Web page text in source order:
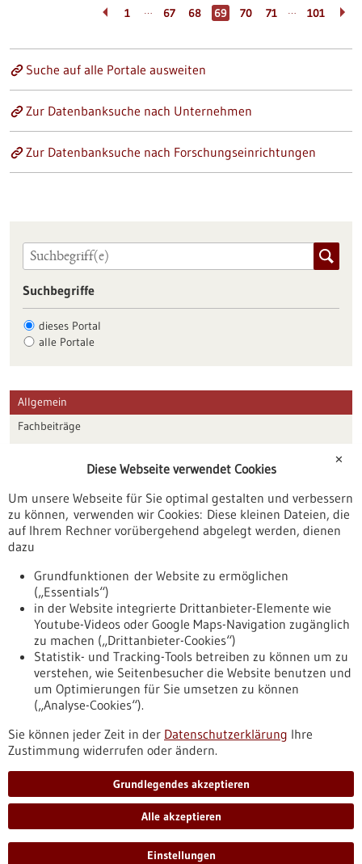
1 … 67 68 69 70 71 … 101
Suche auf alle Portale ausweiten
Zur Datenbanksuche nach Unternehmen
Zur Datenbanksuche nach Forschungseinrichtungen
Suchbegriffe
dieses Portal
alle Portale
Allgemein
Fachbeiträge
Veranstaltungen
Erscheinungsdatum
Nach oben
Informiert bleiben
Newsletter abonnieren
✕
Diese Webseite verwendet Cookies
Um unsere Webseite für Sie optimal gestalten und verbessern
zu können, verwenden wir Cookies: Diese kleinen Dateien, die
auf Ihrem Rechner vorübergehend abgelegt werden, dienen
dazu
Grundfunktionen der Website zu ermöglichen
(„Essentials“)
in der Website integrierte Drittanbieter-Elemente wie
Youtube-Videos oder Google Maps-Navigation zugänglich
zu machen („Drittanbieter-Cookies“)
Statistik- und Tracking-Tools betreiben zu können um zu
verstehen, wie Seitenbesucher die Website benutzen und
um Optimierungen für Sie umsetzen zu können
(„Analyse-Cookies“).
Sie können jeder Zeit in der Datenschutzerklärung Ihre
Zustimmung widerrufen oder ändern.
Grundlegendes akzeptieren
Alle akzeptieren
Einstellungen